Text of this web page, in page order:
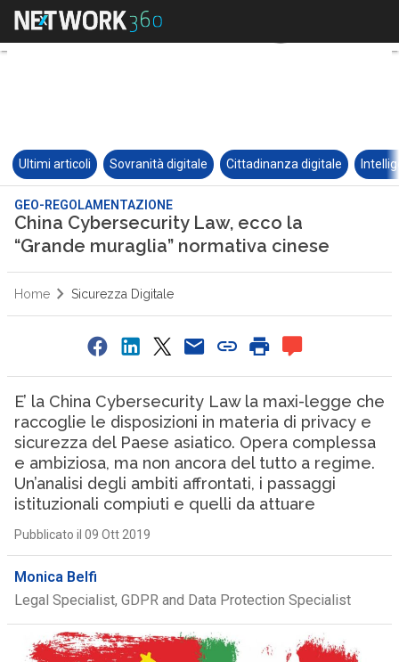
Ultimi articoli Sovranità digitale Cittadinanza digitale
GEO-REGOLAMENTAZIONE
China Cybersecurity Law, ecco la
“Grande muraglia” normativa cinese
Home Sicurezza Digitale
E’ la China Cybersecurity Law la maxi-legge che
raccoglie le disposizioni in materia di privacy e
sicurezza del Paese asiatico. Opera complessa
e ambiziosa, ma non ancora del tutto a regime.
Un’analisi degli ambiti affrontati, i passaggi
istituzionali compiuti e quelli da attuare
Pubblicato il 09 Ott 2019
Monica Belfi
Legal Specialist, GDPR and Data Protection Specialist